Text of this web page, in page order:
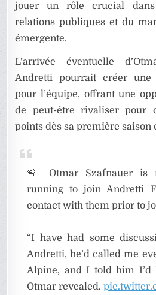
jouer un rôle crucial
relations publiques et du
émergente.
L’arrivée éventuelle
Andretti pourrait créer une
pour l’équipe, offrant une
de peut-être rivaliser pour
points dès sa première saison
🚨 Otmar Szafnauer is
running to join Andretti
contact with them prior to
“I have had some
Andretti, he’d called me
Alpine, and I told him I’d
Otmar revealed.